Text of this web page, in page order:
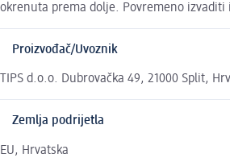
okrenuta prema dolje. Povremeno izvaditi
Proizvođač/Uvoznik
TIPS d.o.o. Dubrovačka 49, 21000 Split,
Zemlja podrijetla
EU, Hrvatska